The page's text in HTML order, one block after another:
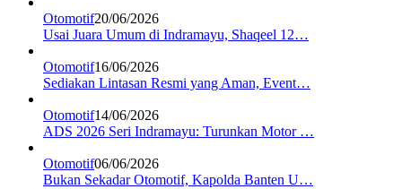
Otomotif20/06/2026
Usai Juara Umum di Indramayu, Shaqeel 12…
Otomotif16/06/2026
Sediakan Lintasan Resmi yang Aman, Event…
Otomotif14/06/2026
ADS 2026 Seri Indramayu: Turunkan Motor …
Otomotif06/06/2026
Bukan Sekadar Otomotif, Kapolda Banten U…